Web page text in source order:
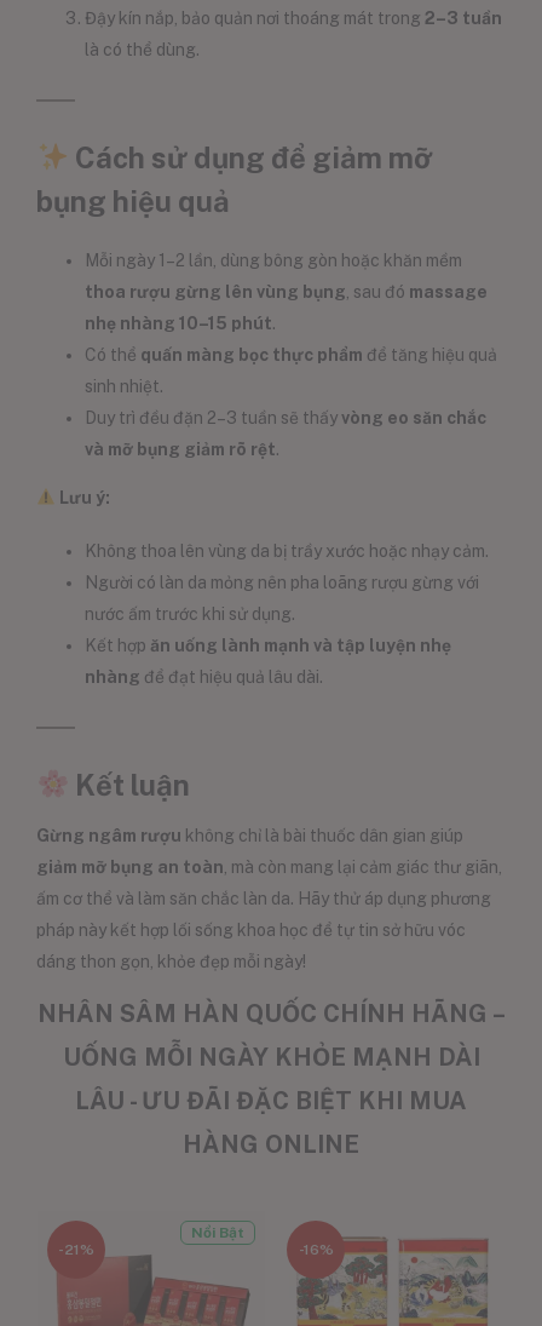
Đậy kín nắp, bảo quản nơi thoáng mát trong 2–3 tuần
là có thể dùng.
Cách sử dụng để giảm mỡ
bụng hiệu quả
Mỗi ngày 1–2 lần, dùng bông gòn hoặc khăn mềm
thoa rượu gừng lên vùng bụng , sau đó massage
nhẹ nhàng 10–15 phút.
Có thể quấn màng bọc thực phẩm để tăng hiệu quả
sinh nhiệt.
Duy trì đều đặn 2–3 tuần sẽ thấyvòng eo săn chắc
và mỡ bụng giảm rõ rệt.
Lưu ý:
Không thoa lên vùng da bị trầy xước hoặc nhạy cảm.
Người có làn da mỏng nên pha loãng rượu gừng với
nước ấm trước khi sử dụng.
Kết hợp ăn uống lành mạnh và tập luyện nhẹ
nhàng để đạt hiệu quả lâu dài.
Kết luận
Gừng ngâm rượu không chỉ là bài thuốc dân gian giúp
giảm mỡ bụng an toàn , mà còn mang lại cảm giác thư giãn,
ấm cơ thể và làm săn chắc làn da. Hãy thử áp dụng phương
pháp này kết hợp lối sống khoa học để tự tin sở hữu vóc
dáng thon gọn, khỏe đẹp mỗi ngày!
NHÂN SÂM HÀN QUỐC CHÍNH HÃNG –
UỐNG MỖI NGÀY KHỎE MẠNH DÀI
LÂU - ƯU ĐÃI ĐẶC BIỆT KHI MUA
HÀNG ONLINE
-21%
Nổi Bật
-16%